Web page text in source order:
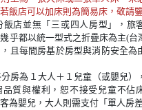
飯店可以加床則為簡易床，敬請
飯店並無「三或四人房型」，旅
乎都以統一型式之折疊床為主(台
且每間房基於房型與消防安全為
房為１大人＋１兒童（或嬰兒）
品質與權利，恕不接受兒童不佔
為嬰兒，大人則需支付「單人房